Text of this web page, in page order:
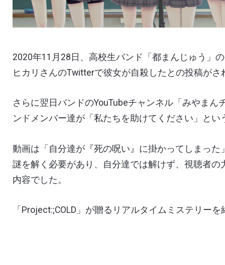
2020年11 月 28 日、高校生バンド「都まんじゅう」
ヒカリさんのTwitterで彼女が自殺したとの投稿がさ
さらに翌日バンドのYouTubeチャンネル「みやまん
ンドメンバー達が「私たちを助けてください」とい
動画は「自分達が『死の呪い』に掛かってしまった
謎を解く必要があり、自分達では解けず、視聴者の
内容でした。
「 Project:;COLD 」が贈るリアルタイムミステリーを